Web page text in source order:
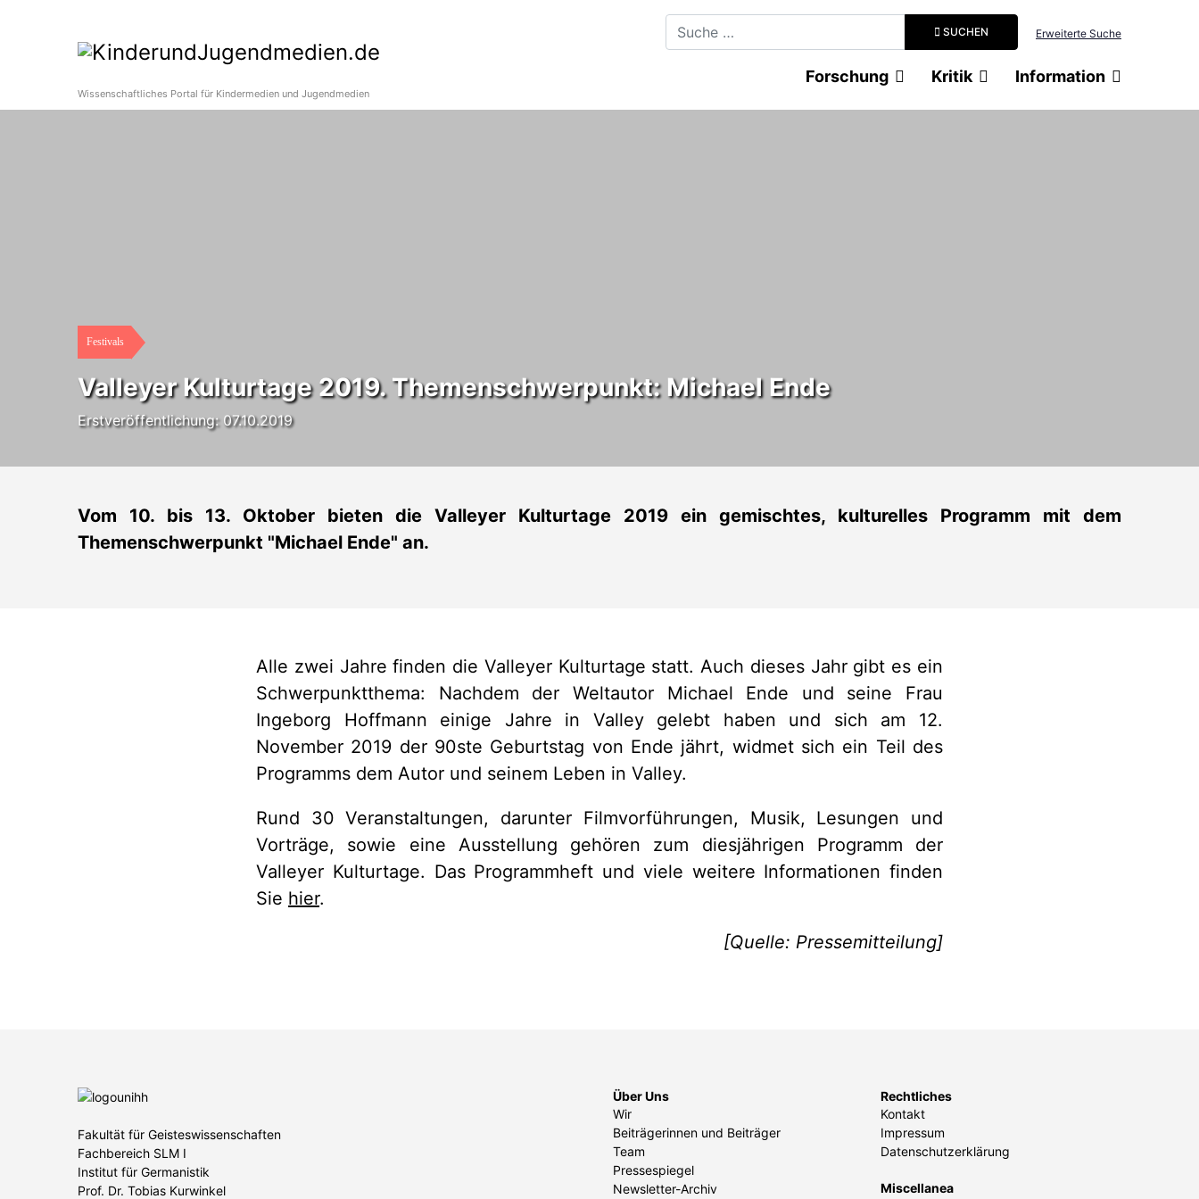
SUCHEN Erweiterte Suche
Wissenschaftliches Portal für Kindermedien und Jugendmedien
Forschung Kritik Information
Festivals
Valleyer Kulturtage 2019. Themenschwerpunkt: Michael Ende
Erstveröffentlichung: 07.10.2019
Vom 10. bis 13. Oktober bieten die Valleyer Kulturtage 2019 ein gemischtes, kulturelles Programm mit dem
Themenschwerpunkt "Michael Ende" an.
Alle zwei Jahre finden die Valleyer Kulturtage statt. Auch dieses Jahr gibt es ein
Schwerpunktthema: Nachdem der Weltautor Michael Ende und seine Frau
Ingeborg Hoffmann einige Jahre in Valley gelebt haben und sich am 12.
November 2019 der 90ste Geburtstag von Ende jährt, widmet sich ein Teil des
Programms dem Autor und seinem Leben in Valley.
Rund 30 Veranstaltungen, darunter Filmvorführungen, Musik, Lesungen und
Vorträge, sowie eine Ausstellung gehören zum diesjährigen Programm der
Valleyer Kulturtage. Das Programmheft und viele weitere Informationen finden
Sie hier.
[Quelle: Pressemitteilung]
Fakultät für Geisteswissenschaften
Fachbereich SLM I
Institut für Germanistik
Prof. Dr. Tobias Kurwinkel
Über Uns
Wir
Beiträgerinnen und Beiträger
Team
Pressespiegel
Newsletter-Archiv
Rechtliches
Kontakt
Impressum
Datenschutzerklärung
Miscellanea